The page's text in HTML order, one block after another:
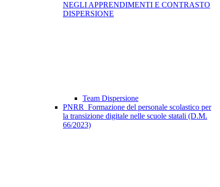
NEGLI APPRENDIMENTI E CONTRASTO
DISPERSIONE
Team Dispersione
PNRR_Formazione del personale scolastico per
la transizione digitale nelle scuole statali (D.M.
66/2023)